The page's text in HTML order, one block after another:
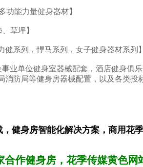
能力量健身器材】
草坪】
系列，悍马系列，女子健身器材系列】
单位健身室器械配套，酒店健身俱乐
防局等健身房器械配置，以及各类投
健身房智能化解决方案，商用花
合作健身房，花季传媒黄色网